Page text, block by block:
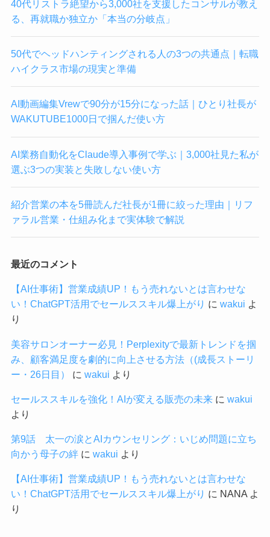
40代リストラ絶望から3,000社を支援したコンサルが教え
る、再就職か独立か「本当の分岐点」
50代でヘッドハンティングされる人の3つの共通点｜転職
ハイクラス市場の現実と準備
AI動画編集Vrewで90分が15分になった話｜ひとり社長が
WAKUTUBE1000日で掴んだ使い方
AI業務自動化をClaude導入事例で学ぶ｜3,000社見た私が
選ぶ3つの実装と失敗しない使い方
紹介営業の本を5冊読んだ社長が1冊に絞った理由｜リフ
ァラル営業・仕組み化まで実体験で解説
最近のコメント
【AI仕事術】営業成績UP！もう売れないとは言わせな
い！ChatGPT活用でセールススキル爆上がり に wakui よ
り
美容サロンオーナー必見！Perplexityで最新トレンドを掴
み、顧客満足度を劇的に向上させる方法（(成長ストーリ
ー・26日目）
に wakui より
セールススキルを強化！AIが変える販売の未来に wakui
より
第9話 太一の涙とAIカウンセリング：いじめ問題に立ち
向かう母子の絆に wakui より
【AI仕事術】営業成績UP！もう売れないとは言わせな
い！ChatGPT活用でセールススキル爆上がり に NANAよ
り